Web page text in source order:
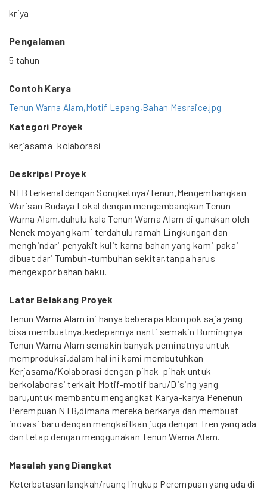
kriya
Pengalaman
5 tahun
Contoh Karya
Tenun Warna Alam,Motif Lepang,Bahan Mesraice.jpg
Kategori Proyek
kerjasama_kolaborasi
Deskripsi Proyek
NTB terkenal dengan Songketnya/Tenun,Mengembangkan
Warisan Budaya Lokal dengan mengembangkan Tenun
Warna Alam,dahulu kala Tenun Warna Alam di gunakan oleh
Nenek moyang kami terdahulu ramah Lingkungan dan
menghindari penyakit kulit karna bahan yang kami pakai
dibuat dari Tumbuh-tumbuhan sekitar,tanpa harus
mengexpor bahan baku.
Latar Belakang Proyek
Tenun Warna Alam ini hanya beberapa klompok saja yang
bisa membuatnya,kedepannya nanti semakin Bumingnya
Tenun Warna Alam semakin banyak peminatnya untuk
memproduksi,dalam hal ini kami membutuhkan
Kerjasama/Kolaborasi dengan pihak-pihak untuk
berkolaborasi terkait Motif-motif baru/Dising yang
baru,untuk membantu mengangkat Karya-karya Penenun
Perempuan NTB,dimana mereka berkarya dan membuat
inovasi baru dengan mengkaitkan juga dengan Tren yang ada
dan tetap dengan menggunakan Tenun Warna Alam.
Masalah yang Diangkat
Keterbatasan langkah/ruang lingkup Perempuan yang ada di